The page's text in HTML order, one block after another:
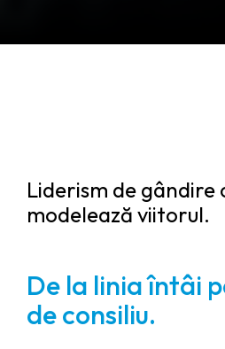
Liderism de gândire
modelează viitorul.
De la linia întâi
de consiliu.